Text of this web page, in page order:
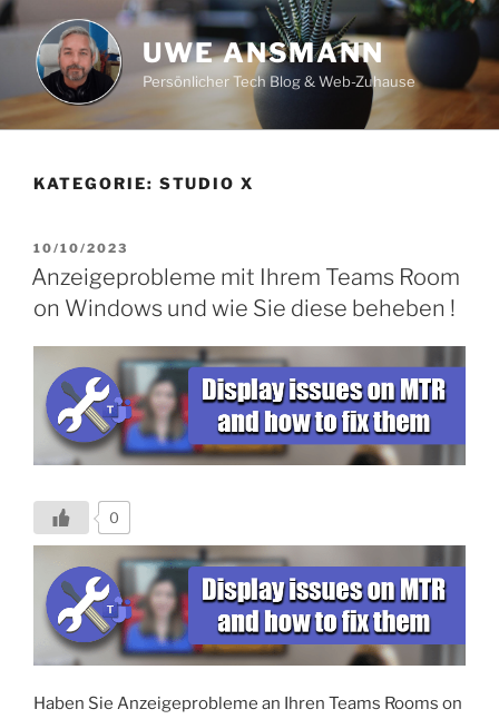
Zum
Inhalt
springen
UWE ANSMANN
Persönlicher Tech Blog & Web-Zuhause
KATEGORIE: STUDIO X
VERÖFFENTLICHT
AM
10/10/2023
Anzeigeprobleme mit Ihrem Teams Room
on Windows und wie Sie diese beheben !
0
Haben Sie Anzeigeprobleme an Ihren Teams Rooms on